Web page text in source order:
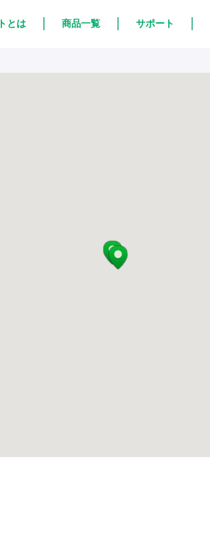
とは 商品一覧 サポート